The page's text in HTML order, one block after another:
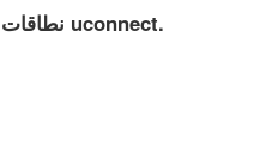
.uconnect نطاقات